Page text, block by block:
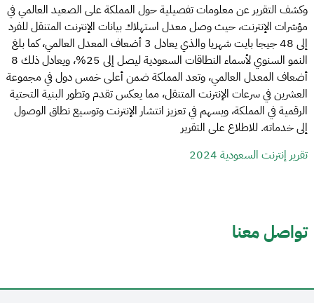
وكشف التقرير عن معلومات تفصيلية حول المملكة على الصعيد العالمي في
مؤشرات الإنترنت، حيث وصل معدل استهلاك بيانات الإنترنت المتنقل للفرد
إلى 48 جيجا بايت شهريا والذي يعادل 3 أضعاف المعدل العالمي، كما بلغ
النمو السنوي لأسماء النطاقات السعودية ليصل إلى 25%، ويعادل ذلك 8
أضعاف المعدل العالمي، وتعد المملكة ضمن أعلى خمس دول في مجموعة
العشرين في سرعات الإنترنت المتنقل، مما يعكس تقدم وتطور البنية التحتية
الرقمية في المملكة، ويسهم في تعزيز انتشار الإنترنت وتوسيع نطاق الوصول
إلى خدماته. للاطلاع على التقرير
تقرير إنترنت السعودية 2024
تواصل معنا